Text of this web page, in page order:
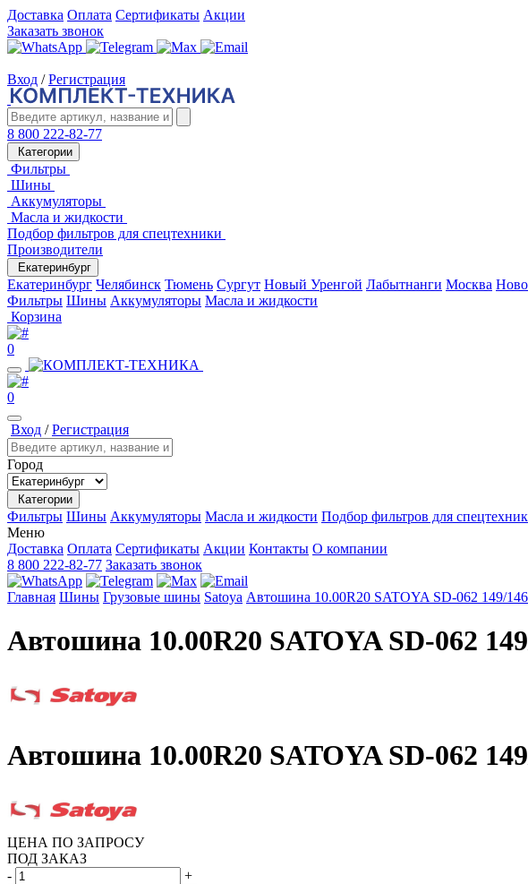
Доставка Оплата Сертификаты Акции
Заказать звонок
Вход / Регистрация
8 800 222-82-77
Категории
Фильтры
Шины
Аккумуляторы
Масла и жидкости
Подбор фильтров для спецтехники
Производители
Екатеринбург
Екатеринбург Челябинск Тюмень Сургут Новый Уренгой Лабытнанги Москва
Фильтры Шины Аккумуляторы Масла и жидкости
Корзина
0
0
Вход /Регистрация
Город
Категории
Фильтры Шины Аккумуляторы Масла и жидкости Подбор фильтров для
Меню
Доставка Оплата Сертификаты Акции Контакты О компании
8 800 222-82-77 Заказать звонок
Главная Шины Грузовые шины Satoya Автошина 10.00R20 SATOYA SD-062 149/
Автошина 10.00R20 SATOYA SD-062
Автошина 10.00R20 SATOYA SD-062
ЦЕНА ПО ЗАПРОСУ
ПОД ЗАКАЗ
-
+